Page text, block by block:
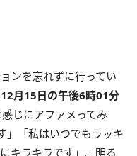
ンを忘れずに行ってい
12月15日の午後6時01分
じにアファメってみ
「私はいつでもラッキ
キラキラです」。明る